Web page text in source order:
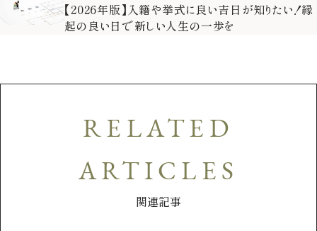
【2026年版】入籍や挙式に良い吉日が知りたい！縁
起の良い日で新しい人生の一歩を
関連記事
RELATED
ARTICLES